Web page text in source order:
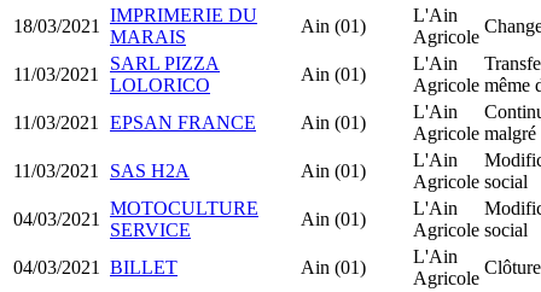
18/03/2021
IMPRIMERIE DU
MARAIS
Ain (01)
L'Ain
Agricole
11/03/2021
SARL PIZZA
LOLORICO
Ain (01)
L'Ain
Agricole même
11/03/2021
EPSAN FRANCE Ain (01)
L'Ain
Agricole malgré
11/03/2021
SAS H2A Ain (01)
L'Ain
Agricole social
04/03/2021
MOTOCULTURE
SERVICE
Ain (01)
L'Ain
Agricole social
04/03/2021
BILLET Ain (01)
L'Ain
Agricole